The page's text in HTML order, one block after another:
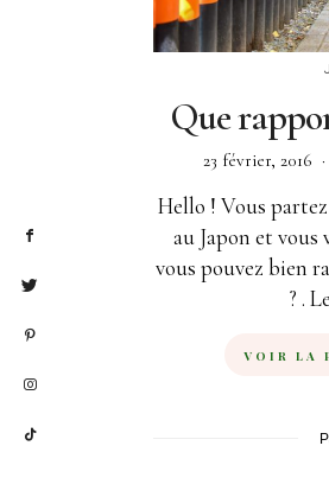
Que
23 février, 2016
Hello ! Vous
au Japon et vous
vous pouvez bien
? .
VOIR LA